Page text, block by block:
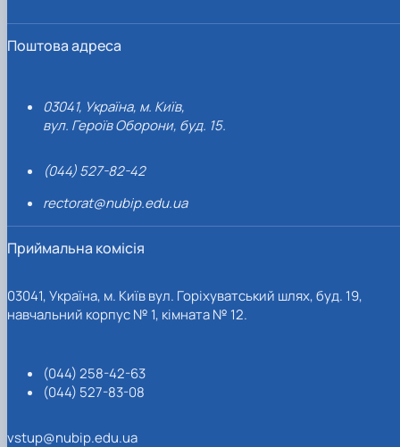
Поштова адреса
03041, Україна, м. Київ,
вул. Героїв Оборони, буд. 15.
(044) 527-82-42
rectorat@nubip.edu.ua
Приймальна комісія
03041, Україна, м. Київ вул. Горіхуватський шлях, буд. 19,
навчальний корпус № 1, кімната № 12.
(044) 258-42-63
(044) 527-83-08
vstup@nubip.edu.ua